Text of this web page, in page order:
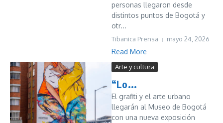
personas llegaron desde
distintos puntos de Bogotá y
otr...
Tibanica Prensa mayo 24, 2026
Read More
Arte y cultura
“Lo...
El grafiti y el arte urbano
llegarán al Museo de Bogotá
con una nueva exposición